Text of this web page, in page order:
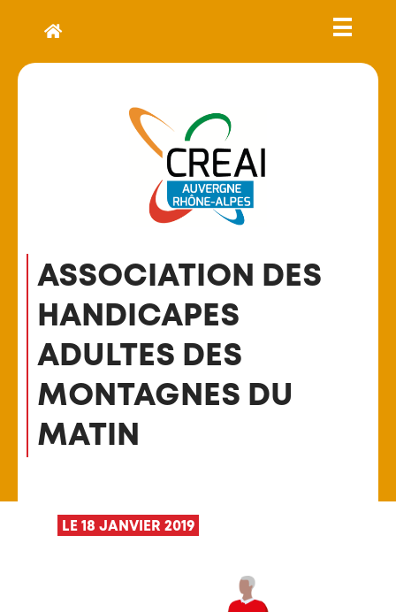
ASSOCIATION DES
HANDICAPES
ADULTES DES
MONTAGNES DU
MATIN
LE 18 JANVIER 2019